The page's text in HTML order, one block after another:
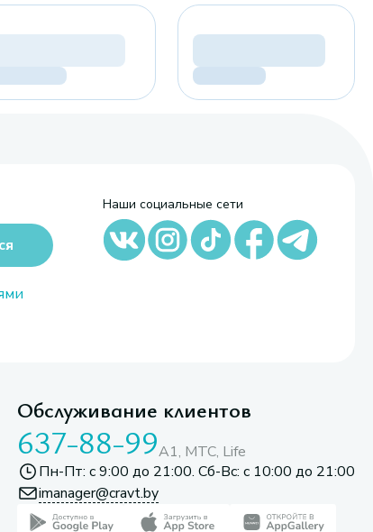
Наши социальные сети
Обслуживание клиентов
637-88-99A1, МТС, Life
Пн-Пт: с 9:00 до 21:00. Сб-Вс: с 10:00 до 21:00
imanager@cravt.by